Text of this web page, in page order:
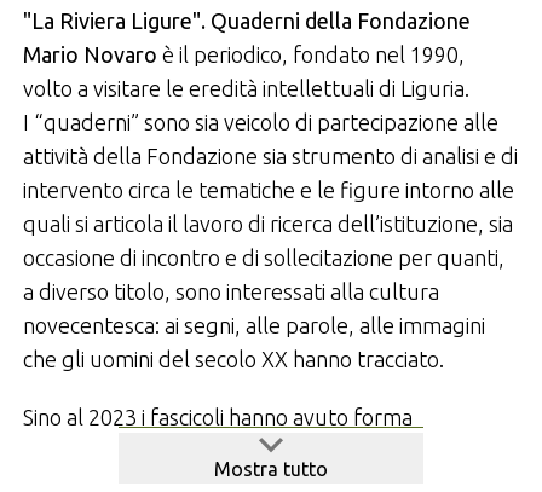
"La Riviera Ligure". Quaderni della Fondazione
Mario Novaro è il periodico, fondato nel 1990,
volto a visitare le eredità intellettuali di Liguria.
I “quaderni” sono sia veicolo di partecipazione alle
attività della Fondazione sia strumento di analisi e di
intervento circa le tematiche e le figure intorno alle
quali si articola il lavoro di ricerca dell’istituzione, sia
occasione di incontro e di sollecitazione per quanti,
a diverso titolo, sono interessati alla cultura
novecentesca: ai segni, alle parole, alle immagini
che gli uomini del secolo XX hanno tracciato.
Sino al 2023 i fascicoli hanno avuto forma
monografica che ha consentito approfondimenti nei
Mostra tutto